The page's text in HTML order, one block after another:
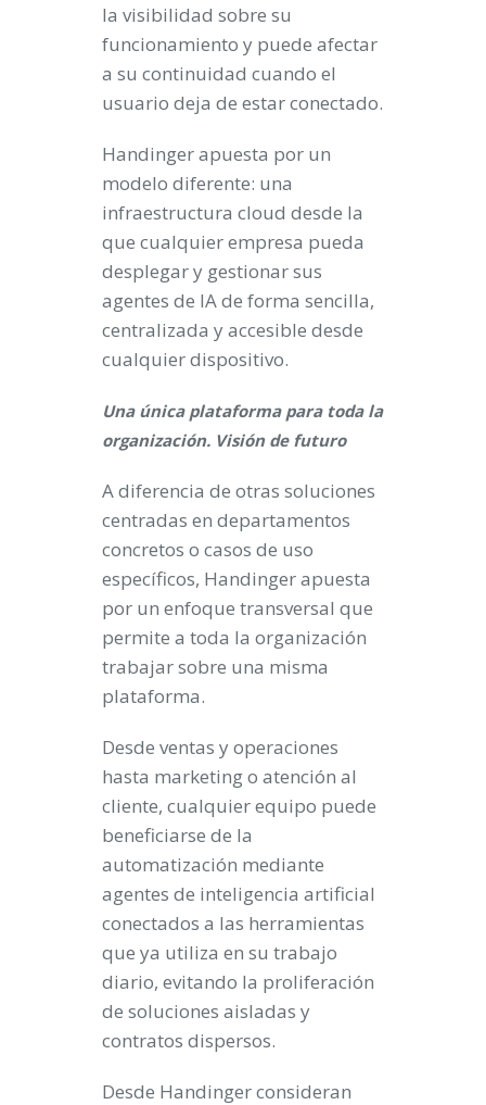
la visibilidad sobre su
funcionamiento y puede afectar
a su continuidad cuando el
usuario deja de estar conectado.
Handinger apuesta por un
modelo diferente: una
infraestructura cloud desde la
que cualquier empresa pueda
desplegar y gestionar sus
agentes de IA de forma sencilla,
centralizada y accesible desde
cualquier dispositivo.
Una única plataforma para toda la
organización. Visión de futuro
A diferencia de otras soluciones
centradas en departamentos
concretos o casos de uso
específicos, Handinger apuesta
por un enfoque transversal que
permite a toda la organización
trabajar sobre una misma
plataforma.
Desde ventas y operaciones
hasta marketing o atención al
cliente, cualquier equipo puede
beneficiarse de la
automatización mediante
agentes de inteligencia artificial
conectados a las herramientas
que ya utiliza en su trabajo
diario, evitando la proliferación
de soluciones aisladas y
contratos dispersos.
Desde Handinger consideran